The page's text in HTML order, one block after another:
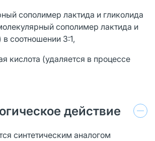
сополимер лактида и гликолида
сополимер лактида и
соотношении 3:1,
кислота (удаляется в процессе
действие
синтетическим аналогом